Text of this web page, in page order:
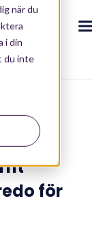
när du
i din
du inte
för